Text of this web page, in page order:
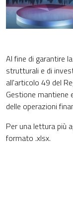
Al fine di garantire
strutturali e di
all'articolo 49 del
Gestione mantiene
delle operazioni
Per una lettura più
formato .xlsx.